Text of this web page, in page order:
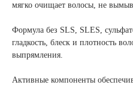
мягко очищает волосы, не
Формула без SLS, SLES,
гладкость, блеск и плотность
выпрямления.
Активные компоненты